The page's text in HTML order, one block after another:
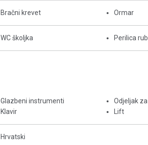
Bračni krevet Ormar
WC školjka Perilica
Glazbeni instrumenti
Klavir
Odjeljak
Lift
Hrvatski